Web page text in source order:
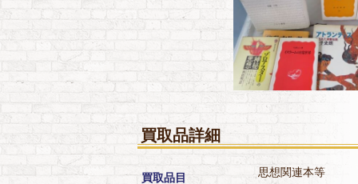
買取品詳細
買取品目 思想関連本等